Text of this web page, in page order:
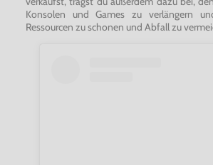
Konsolen und Games zu verlängern
Ressourcen zu schonen und Abfall zu